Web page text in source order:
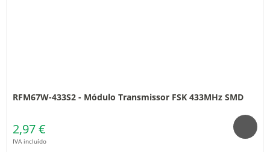
RFM67W-433S2 - Módulo Transmissor FSK 433MHz SMD
2,97 €
IVA incluído